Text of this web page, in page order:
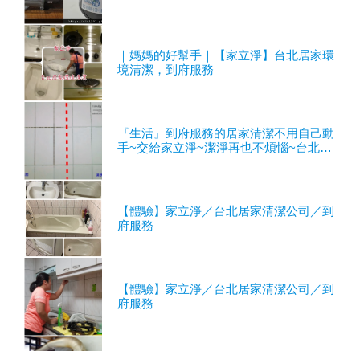
｜媽媽的好幫手｜【家立淨】台北居家環
境清潔，到府服務
『生活』到府服務的居家清潔不用自己動
手~交給家立淨~潔淨再也不煩惱~台北居
【體驗】家立淨／台北居家清潔公司／到
府服務
【體驗】家立淨／台北居家清潔公司／到
府服務